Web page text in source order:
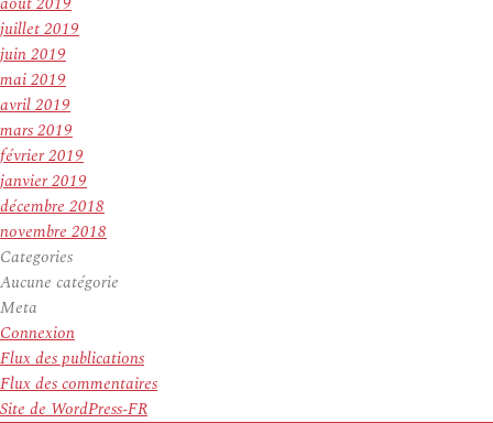
juillet 2019
juin 2019
mai 2019
avril 2019
mars 2019
février 2019
janvier 2019
décembre 2018
novembre 2018
Categories
Aucune catégorie
Meta
Connexion
Flux des publications
Flux des commentaires
Site de WordPress-FR